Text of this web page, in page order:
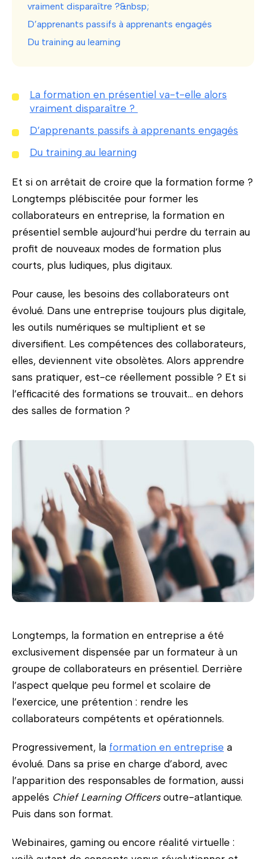
vraiment disparaître ?&nbsp;
D’apprenants passifs à apprenants engagés
Du training au learning
La formation en présentiel va-t-elle alors
vraiment disparaître ?
D’apprenants passifs à apprenants engagés
Du training au learning
Et si on arrêtait de croire que la formation forme ?
Longtemps plébiscitée pour former les
collaborateurs en entreprise, la formation en
présentiel semble aujourd’hui perdre du terrain au
profit de nouveaux modes de formation plus
courts, plus ludiques, plus digitaux.
Pour cause, les besoins des collaborateurs ont
évolué. Dans une entreprise toujours plus digitale,
les outils numériques se multiplient et se
diversifient. Les compétences des collaborateurs,
elles, deviennent vite obsolètes. Alors apprendre
sans pratiquer, est-ce réellement possible ? Et si
l’efficacité des formations se trouvait… en dehors
des salles de formation ?
Longtemps, la formation en entreprise a été
exclusivement dispensée par un formateur à un
groupe de collaborateurs en présentiel. Derrière
l’aspect quelque peu formel et scolaire de
l’exercice, une prétention : rendre les
collaborateurs compétents et opérationnels.
Progressivement, la formation en entreprise a
évolué. Dans sa prise en charge d’abord, avec
l’apparition des responsables de formation, aussi
appelés Chief Learning Officers outre-atlantique.
Puis dans son format.
Webinaires, gaming ou encore réalité virtuelle :